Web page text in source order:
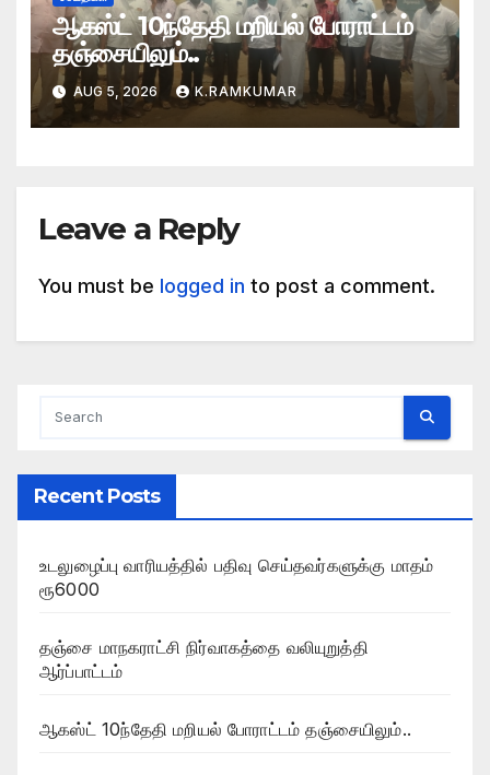
ஆகஸ்ட் 10ந்தேதி மறியல் போராட்டம்
தஞ்சையிலும்..
AUG 5, 2026 K.RAMKUMAR
Leave a Reply
You must be logged in to post a comment.
Recent Posts
உடலுழைப்பு வாரியத்தில் பதிவு செய்தவர்களுக்கு மாதம்
ரூ6000
தஞ்சை மாநகராட்சி நிர்வாகத்தை வலியுறுத்தி
ஆர்ப்பாட்டம்
ஆகஸ்ட் 10ந்தேதி மறியல் போராட்டம் தஞ்சையிலும்..